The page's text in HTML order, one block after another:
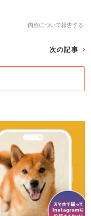
内容について報告する
次の記事